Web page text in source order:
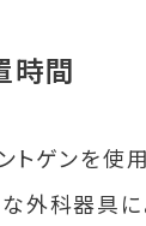
時間
トゲンを使
外科器具に